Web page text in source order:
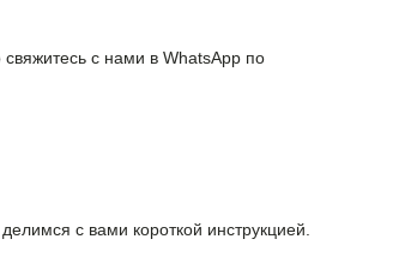
с нами в WhatsApp по
с вами короткой инструкцией.